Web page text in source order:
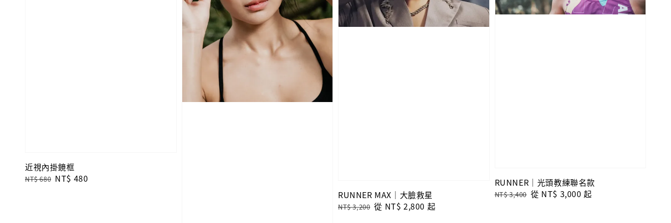
近視內掛鏡框
Regular
NT$ 680 Sale
NT$ 480
RUNNER MAX｜大臉救星
Regular
NT$ 3,200 Sale
從 NT$ 2,800 起
RUNNER｜光頭教練聯名款
Regular
NT$ 3,400 Sale
從 NT$ 3,000 起